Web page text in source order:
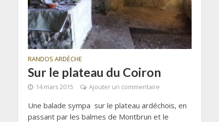
RANDOS ARDÈCHE
Sur le plateau du Coiron
14 mars 2015 Ajouter un commentaire
Une balade sympa sur le plateau ardéchois, en
passant par les balmes de Montbrun et le